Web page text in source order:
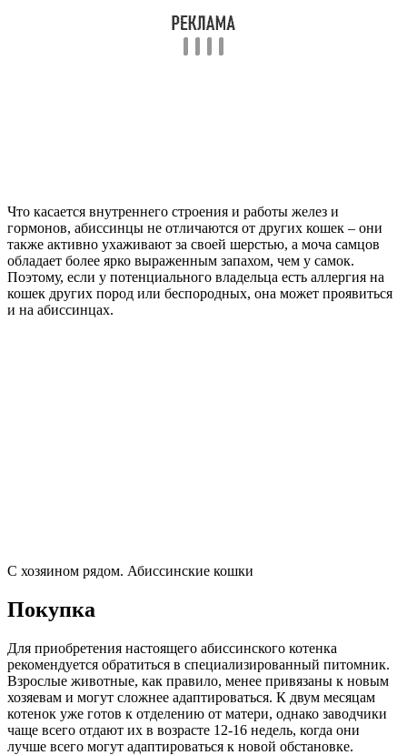
Что касается внутреннего строения и работы желез и
гормонов, абиссинцы не отличаются от других кошек – они
также активно ухаживают за своей шерстью, а моча самцов
обладает более ярко выраженным запахом, чем у самок.
Поэтому, если у потенциального владельца есть аллергия на
кошек других пород или беспородных, она может проявиться
и на абиссинцах.
С хозяином рядом. Абиссинские кошки
Покупка
Для приобретения настоящего абиссинского котенка
рекомендуется обратиться в специализированный питомник.
Взрослые животные, как правило, менее привязаны к новым
хозяевам и могут сложнее адаптироваться. К двум месяцам
котенок уже готов к отделению от матери, однако заводчики
чаще всего отдают их в возрасте 12-16 недель, когда они
лучше всего могут адаптироваться к новой обстановке.